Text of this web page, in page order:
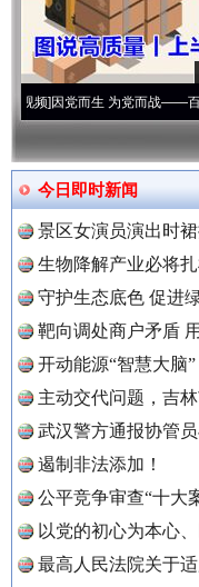
生 为党而战——百年“纪”事⑧加
今日即时新闻
景区女演员演出时
生物降解产业必将
守护生态底色 促进
靶向调处商户矛盾
开动能源“智慧大脑”
主动交代问题，吉
武汉警方通报协管
遏制非法添加！
公平竞争审查“十大
以党的初心为本心
最高人民法院关于
世界屋脊
红船起航处